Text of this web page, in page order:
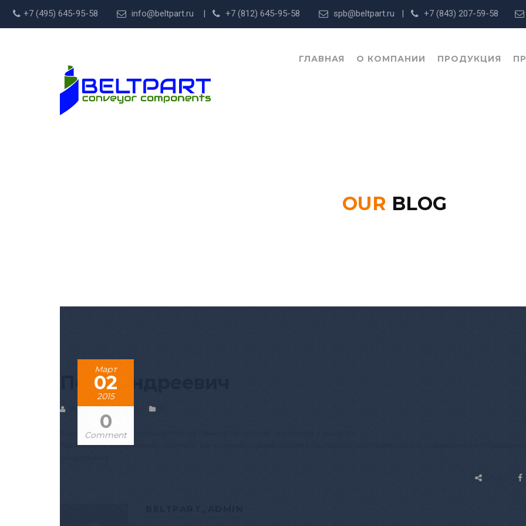
+7 (495) 645-95-58 info@beltpart.ru | +7 (812) 645-95-58 spb@beltpart.ru | +7 (843) 207-59-58
ГЛАВНАЯ О КОМПАНИИ ПРОДУКЦИЯ
OUR BLOG
Март
02
2015
0
Comment
Петр Андреевич
Компания «Белтпарт» осуществляла поставки согласно сроку, указанному в договоре.
Рекомендуем Вам компанию «Белтпарт» как надежного производителя и поставщика комплектующих для конвейерного и